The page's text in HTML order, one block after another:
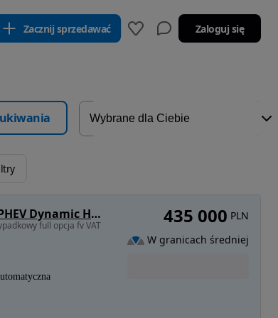
Zacznij sprzedawać Zaloguj się
Land Rover Range Rover Sport S 3.0 P460e PHEV Dynamic HSE
full opcja fv VAT 435 000 PLN
W granicach średniej